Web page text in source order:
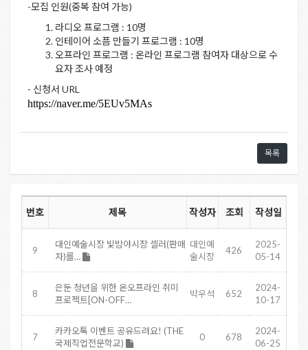
-모집 인원(중복 참여 가능)
라디오 프로그램 : 10명
인테이어 소픔 만들기 프로그램 : 10명
오프라인 프로그램 : 온라인 프로그램 참여자 대상으로 수
요자 조사 예정
- 신청서 URL
https://naver.me/5EUv5MAs
목록
번호 제목 작성자 조회 작성일
9
대인예술시장 빛밤야시장 셀러(판매
자)를…
대인예
술시장
426
2025-
05-14
8
은둔 청년을 위한 온오프라인 취미
프로젝트[ON-OFF…
박우석 652
2024-
10-17
7
카카오톡 이벤트 공유드려요! (THE
국제직업전문학교)
0 678
2024-
06-25